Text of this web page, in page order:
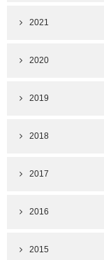
2021
2020
2019
2018
2017
2016
2015